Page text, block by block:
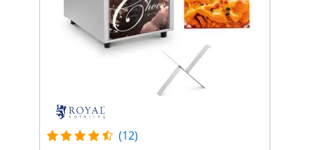
(12)